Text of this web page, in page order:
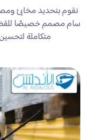
نقوم بتحديد مخابئ
سام مصمم خصيصًا
متكاملة